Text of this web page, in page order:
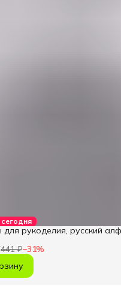
441 ₽−31%
для рукоделия, русский